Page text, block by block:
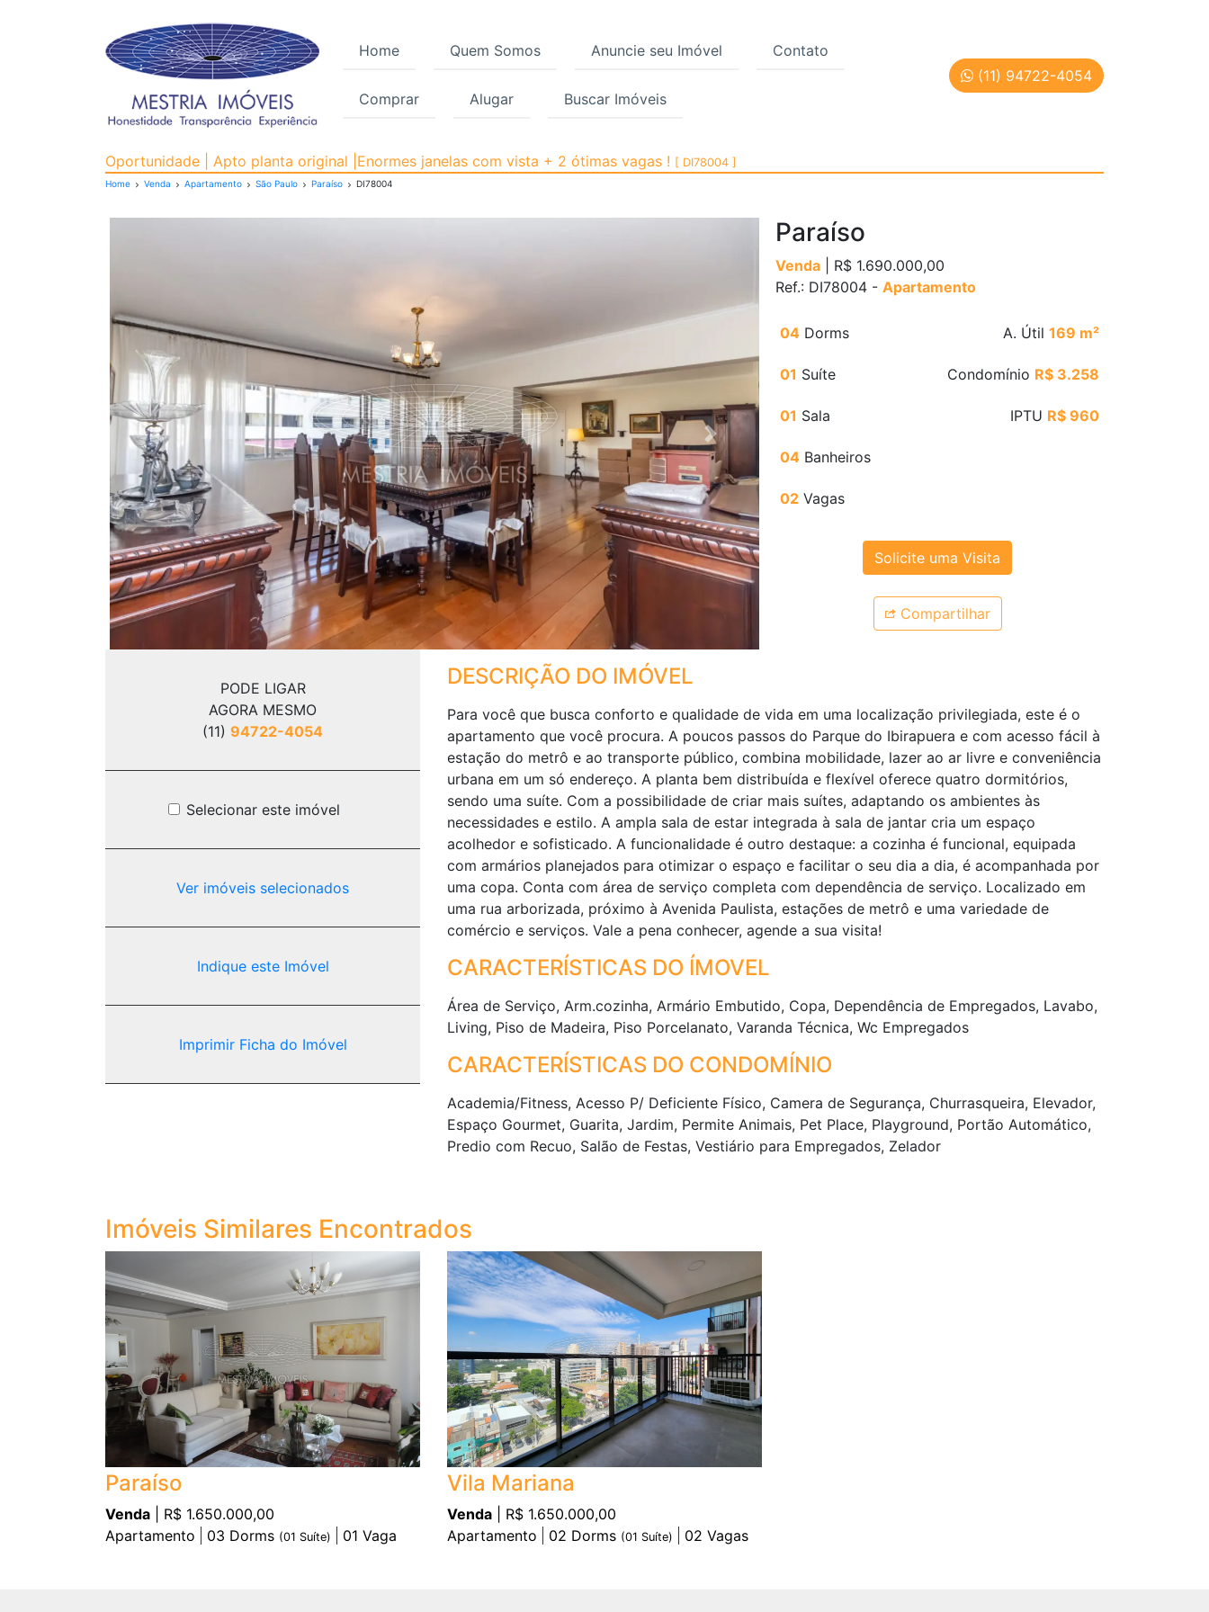
Home Quem Somos Anuncie seu Imóvel Contato
Comprar Alugar Buscar Imóveis
(11) 94722-4054
Apartamento para Venda, Paraíso, São Paulo | Cód: DI78004
Oportunidade | Apto planta original |Enormes janelas com vista + 2 ótimas vagas ! [ DI78004 ]
Home Venda Apartamento São Paulo Paraíso DI78004
Previous Next
Paraíso
Venda | R$ 1.690.000,00
Ref.: DI78004 - Apartamento
04 Dorms
01 Suíte
01 Sala
04 Banheiros
02 Vagas
A. Útil 169 m²
Condomínio R$ 3.258
IPTU R$ 960
Solicite uma Visita
Compartilhar
PODE LIGAR
AGORA MESMO
(11) 94722-4054
Selecionar este imóvel
Ver imóveis selecionados
Indique este Imóvel
Imprimir Ficha do Imóvel
DESCRIÇÃO DO IMÓVEL
Para você que busca conforto e qualidade de vida em uma localização privilegiada, este é o
apartamento que você procura. A poucos passos do Parque do Ibirapuera e com acesso fácil à
estação do metrô e ao transporte público, combina mobilidade, lazer ao ar livre e conveniência
urbana em um só endereço. A planta bem distribuída e flexível oferece quatro dormitórios,
sendo uma suíte. Com a possibilidade de criar mais suítes, adaptando os ambientes às
necessidades e estilo. A ampla sala de estar integrada à sala de jantar cria um espaço
acolhedor e sofisticado. A funcionalidade é outro destaque: a cozinha é funcional, equipada
com armários planejados para otimizar o espaço e facilitar o seu dia a dia, é acompanhada por
uma copa. Conta com área de serviço completa com dependência de serviço. Localizado em
uma rua arborizada, próximo à Avenida Paulista, estações de metrô e uma variedade de
comércio e serviços. Vale a pena conhecer, agende a sua visita!
CARACTERÍSTICAS DO ÍMOVEL
Área de Serviço, Arm.cozinha, Armário Embutido, Copa, Dependência de Empregados, Lavabo,
Living, Piso de Madeira, Piso Porcelanato, Varanda Técnica, Wc Empregados
CARACTERÍSTICAS DO CONDOMÍNIO
Academia/Fitness, Acesso P/ Deficiente Físico, Camera de Segurança, Churrasqueira, Elevador,
Espaço Gourmet, Guarita, Jardim, Permite Animais, Pet Place, Playground, Portão Automático,
Predio com Recuo, Salão de Festas, Vestiário para Empregados, Zelador
Imóveis Similares Encontrados
Paraíso
Venda | R$ 1.650.000,00
Apartamento
03 Dorms (01 Suíte) 01 Vaga
Vila Mariana
Venda | R$ 1.650.000,00
Apartamento
02 Dorms (01 Suíte) 02 Vagas